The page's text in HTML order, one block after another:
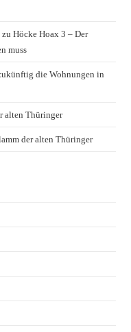
zuHöcke Hoax 3 – Der
muss
die Wohnungen in
alten Thüringer
der alten Thüringer